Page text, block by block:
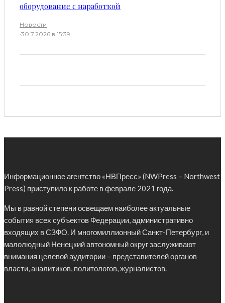
оборудование с наработкой
Новости
·30.7.2026 в 15:39
Информационное агентство «НВПресс» (NWPress – Northwest
Press) приступило к работе в феврале 2021 года.
Мы в равной степени освещаем наиболее актуальные
события всех субъектов Федерации, административно
входящих в СЗФО. И многомиллионный Санкт-Петербург, и
малолюдный Ненецкий автономный округ заслуживают
внимания целевой аудитории – представителей органов
власти, аналитиков, политологов, журналистов.